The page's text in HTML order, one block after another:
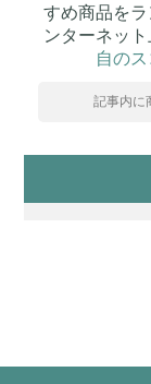
すめ商品を
ンターネッ
自の
記事内に